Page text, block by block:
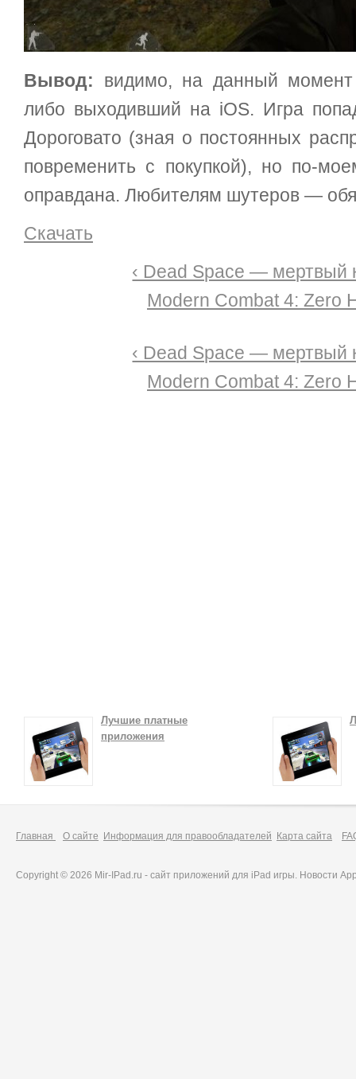
Вывод: видимо, на данный
либо выходивший на iOS. Игра
Дороговато (зная о постоянных
повременить с покупкой), но по-
оправдана. Любителям шутеров —
Скачать
‹ Dead Space — мертвый
Modern Combat 4: Zero
‹ Dead Space — мертвый
Modern Combat 4: Zero
Лучшие платные
приложения
Главная О сайте Информация для правообладателей Карта сайта
Copyright © 2026 Mir-IPad.ru - сайт приложений для iPad игры. Новости